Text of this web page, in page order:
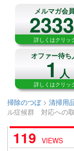
メルマガ会
2333
詳しくはクリッ
オファー待ち
1人
詳しくはクリッ
掃除のつぼ> 清掃用
ル症候群 対応への
119 VIEWS